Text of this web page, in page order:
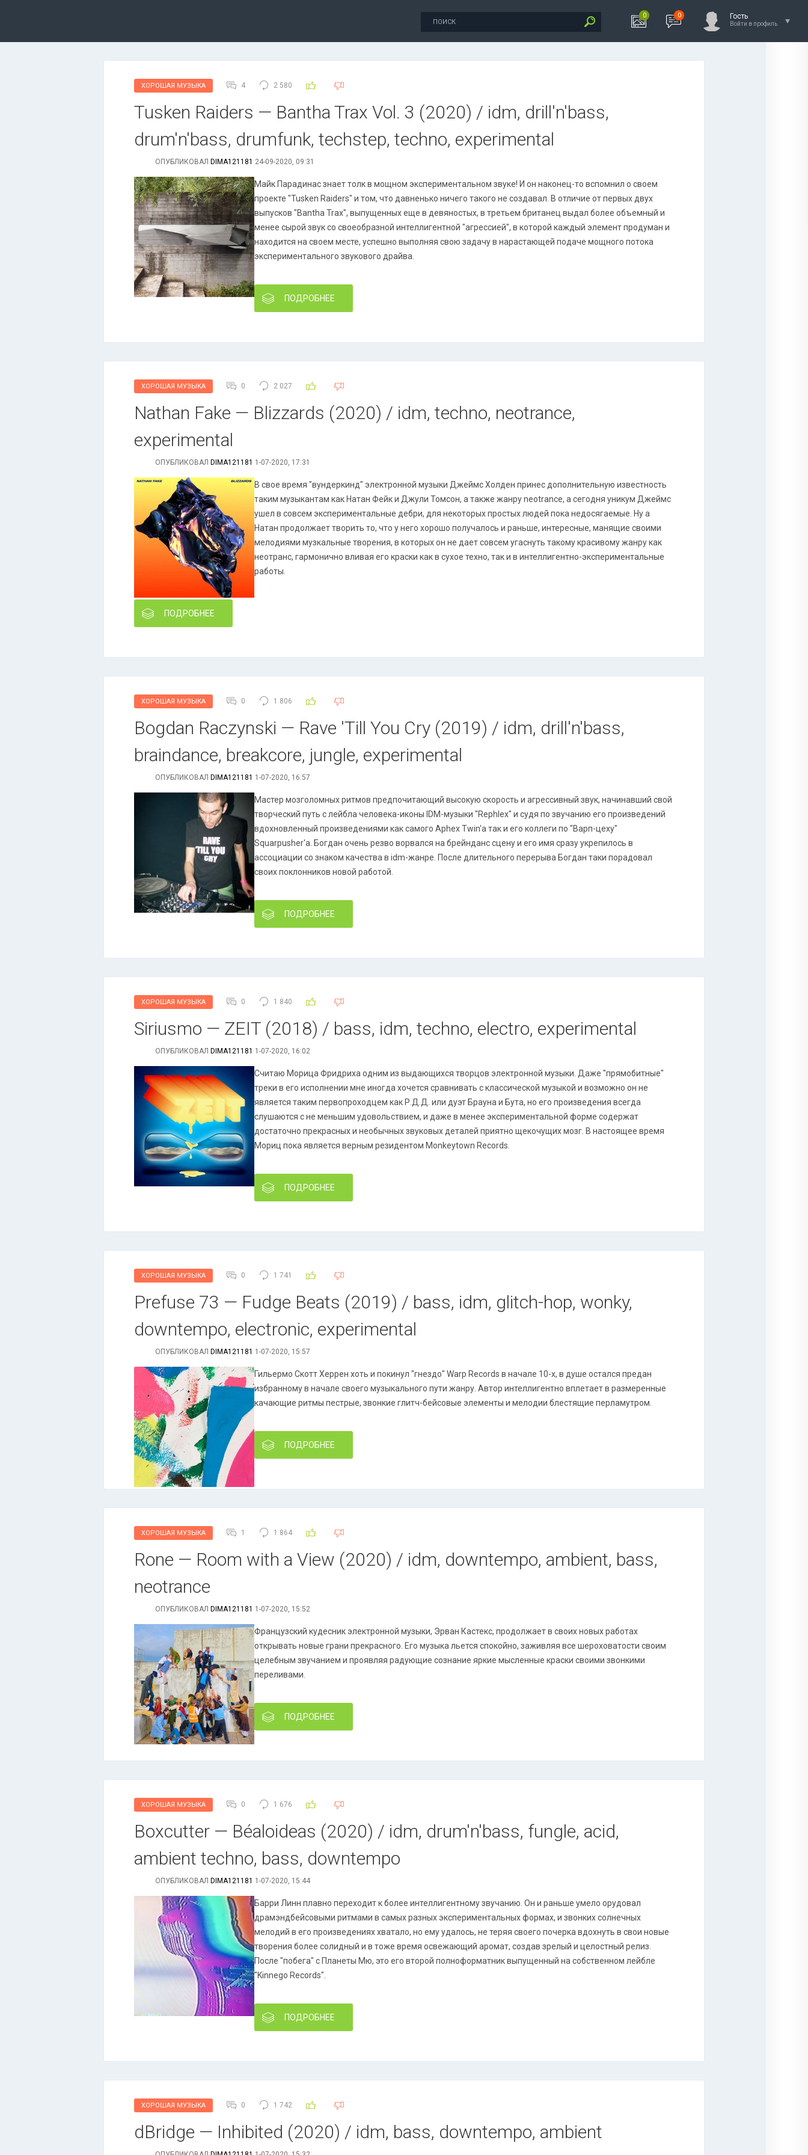
0 0 Гость
Войти в профиль
ХОРОШАЯ МУЗЫКА 4 2 580
Tusken Raiders — Bantha Trax Vol. 3 (2020) / idm, drill'n'bass,
drum'n'bass, drumfunk, techstep, techno, experimental
ОПУБЛИКОВАЛ DIMA121181 24-09-2020, 09:31
Майк Парадинас знает толк в мощном экспериментальном звуке! И он наконец-то вспомнил о своем
проекте "Tusken Raiders" и том, что давненько ничего такого не создавал. В отличие от первых двух
выпусков "Bantha Trax", выпущенных еще в девяностых, в третьем британец выдал более объемный и
менее сырой звук со своеобразной интеллигентной "агрессией", в которой каждый элемент продуман и
находится на своем месте, успешно выполняя свою задачу в нарастающей подаче мощного потока
экспериментального звукового драйва.
ПОДРОБНЕЕ
ХОРОШАЯ МУЗЫКА 0 2 027
Nathan Fake — Blizzards (2020) / idm, techno, neotrance,
experimental
ОПУБЛИКОВАЛ DIMA121181 1-07-2020, 17:31
В свое время "вундеркинд" электронной музыки Джеймс Холден принес дополнительную известность
таким музыкантам как Натан Фейк и Джули Томсон, а также жанру neotrance, а сегодня уникум Джеймс
ушел в совсем экспериментальные дебри, для некоторых простых людей пока недосягаемые. Ну а
Натан продолжает творить то, что у него хорошо получалось и раньше, интересные, манящие своими
мелодиями музкальные творения, в которых он не дает совсем угаснуть такому красивому жанру как
неотранс, гармонично вливая его краски как в сухое техно, так и в интеллигентно-экспериментальные
работы.
ПОДРОБНЕЕ
ХОРОШАЯ МУЗЫКА 0 1 806
Bogdan Raczynski — Rave 'Till You Cry (2019) / idm, drill'n'bass,
braindance, breakcore, jungle, experimental
ОПУБЛИКОВАЛ DIMA121181 1-07-2020, 16:57
Мастер мозголомных ритмов предпочитающий высокую скорость и агрессивный звук, начинавший свой
творческий путь с лейбла человека-иконы IDM-музыки "Rephlex" и судя по звучанию его произведений
вдохновленный произведениями как самого Aphex Twin'a так и его коллеги по "Варп-цеху"
Squarpusher'a. Богдан очень резво ворвался на брейнданс сцену и его имя сразу укрепилось в
ассоциации со знаком качества в idm-жанре. После длительного перерыва Богдан таки порадовал
своих поклонников новой работой.
ПОДРОБНЕЕ
ХОРОШАЯ МУЗЫКА 0 1 840
Siriusmo — ZEIT (2018) / bass, idm, techno, electro, experimental
ОПУБЛИКОВАЛ DIMA121181 1-07-2020, 16:02
Считаю Морица Фридриха одним из выдающихся творцов электронной музыки. Даже "прямобитные"
треки в его исполнении мне иногда хочется сравнивать с классической музыкой и возможно он не
является таким первопроходцем как Р.Д.Д. или дуэт Брауна и Бута, но его произведения всегда
слушаются с не меньшим удовольствием, и даже в менее экспериментальной форме содержат
достаточно прекрасных и необычных звуковых деталей приятно щекочущих мозг. В настоящее время
Мориц пока является верным резидентом Monkeytown Records.
ПОДРОБНЕЕ
ХОРОШАЯ МУЗЫКА 0 1 741
Prefuse 73 — Fudge Beats (2019) / bass, idm, glitch-hop, wonky,
downtempo, electronic, experimental
ОПУБЛИКОВАЛ DIMA121181 1-07-2020, 15:57
Гильермо Скотт Херрен хоть и покинул "гнездо" Warp Records в начале 10-х, в душе остался предан
избранному в начале своего музыкального пути жанру. Автор интеллигентно вплетает в размеренные
качающие ритмы пестрые, звонкие глитч-бейсовые элементы и мелодии блестящие перламутром.
ПОДРОБНЕЕ
ХОРОШАЯ МУЗЫКА 1 1 864
Rone — Room with a View (2020) / idm, downtempo, ambient, bass,
neotrance
ОПУБЛИКОВАЛ DIMA121181 1-07-2020, 15:52
Французский кудесник электронной музыки, Эрван Кастекс, продолжает в своих новых работах
открывать новые грани прекрасного. Его музыка льется спокойно, заживляя все шероховатости своим
целебным звучанием и проявляя радующие сознание яркие мысленные краски своими звонкими
переливами.
ПОДРОБНЕЕ
ХОРОШАЯ МУЗЫКА 0 1 676
Boxcutter — Béaloideas (2020) / idm, drum'n'bass, fungle, acid,
ambient techno, bass, downtempo
ОПУБЛИКОВАЛ DIMA121181 1-07-2020, 15:44
Барри Линн плавно переходит к более интеллигентному звучанию. Он и раньше умело орудовал
драмэндбейсовыми ритмами в самых разных экспериментальных формах, и звонких солнечных
мелодий в его произведениях хватало, но ему удалось, не теряя своего почерка вдохнуть в свои новые
творения более солидный и в тоже время освежающий аромат, создав зрелый и целостный релиз.
После "побега" с Планеты Мю, это его второй полноформатник выпущенный на собственном лейбле
"Kinnego Records".
ПОДРОБНЕЕ
ХОРОШАЯ МУЗЫКА 0 1 742
dBridge — Inhibited (2020) / idm, bass, downtempo, ambient